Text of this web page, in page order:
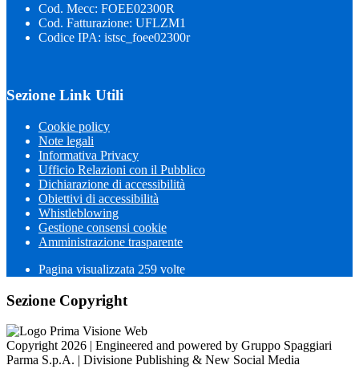
Cod. Mecc: FOEE02300R
Cod. Fatturazione: UFLZM1
Codice IPA: istsc_foee02300r
Sezione Link Utili
Cookie policy
Note legali
Informativa Privacy
Ufficio Relazioni con il Pubblico
Dichiarazione di accessibilità
Obiettivi di accessibilità
Whistleblowing
Gestione consensi cookie
Amministrazione trasparente
Pagina visualizzata 259 volte
Sezione Copyright
Copyright 2026 | Engineered and powered by Gruppo Spaggiari
Parma S.p.A. | Divisione Publishing & New Social Media